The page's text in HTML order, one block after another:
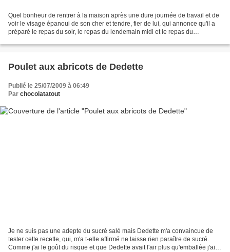
Quel bonheur de rentrer à la maison après une dure journée de travail et de
voir le visage épanoui de son cher et tendre, fier de lui, qui annonce qu'il a
préparé le repas du soir, le repas du lendemain midi et le repas du
Poulet aux abricots de Dedette
Publié le 25/07/2009 à 06:49
Par chocolatatout
Je ne suis pas une adepte du sucré salé mais Dedette m'a convaincue de
tester cette recette, qui, m'a t-elle affirmé ne laisse rien paraître de sucré.
Comme j'ai le goût du risque et que Dedette avait l'air plus qu'emballée j'ai